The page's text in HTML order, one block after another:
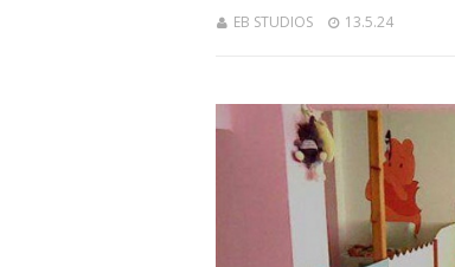
EB STUDIOS 13.5.24